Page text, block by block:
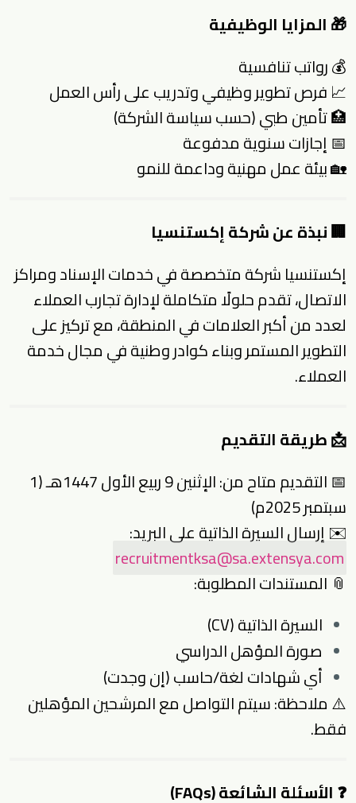
🎁 المزايا الوظيفية
💰 رواتب تنافسية
📈 فرص تطوير وظيفي وتدريب على رأس العمل
🏥 تأمين طبي (حسب سياسة الشركة)
📅 إجازات سنوية مدفوعة
🏡 بيئة عمل مهنية وداعمة للنمو
🏢 نبذة عن شركة إكستنسيا
إكستنسيا شركة متخصصة في خدمات الإسناد ومراكز
الاتصال، تقدم حلولًا متكاملة لإدارة تجارب العملاء
لعدد من أكبر العلامات في المنطقة، مع تركيز على
التطوير المستمر وبناء كوادر وطنية في مجال خدمة
العملاء.
📩 طريقة التقديم
📅 التقديم متاح من: الإثنين 9 ربيع الأول 1447هـ (1
سبتمبر 2025م)
✉️ إرسال السيرة الذاتية على البريد:
recruitmentksa@sa.extensya.com
📎 المستندات المطلوبة:
السيرة الذاتية (CV)
صورة المؤهل الدراسي
أي شهادات لغة/حاسب (إن وجدت)
⚠️ ملاحظة: سيتم التواصل مع المرشحين المؤهلين
فقط.
❓ الأسئلة الشائعة (FAQs)